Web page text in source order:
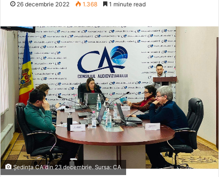
26 decembrie 2022 1.368 1 minute read
Ședința CA din 23 decembrie. Sursa: CA